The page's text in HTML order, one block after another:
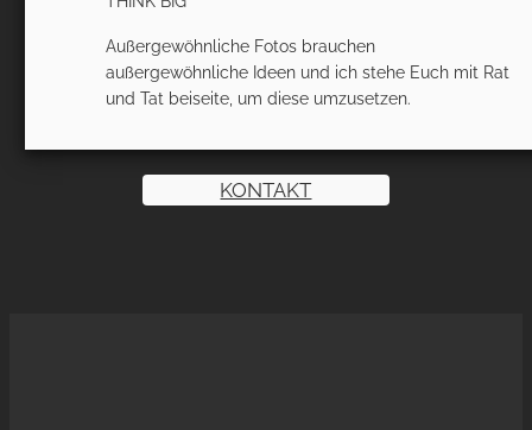
Außergewöhnliche Fotos brauchen
außergewöhnliche Ideen und ich stehe Euch mit Rat
und Tat beiseite, um diese umzusetzen.
KONTAKT